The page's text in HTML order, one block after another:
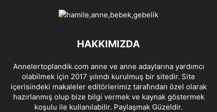
HAKKIMIZDA
Annelertoplandik.com anne ve anne adaylarına yardımcı
olabilmek için 2017 yılındı kurulmuş bir sitedir. Site
içerisindeki makaleler editörlerimiz tarafından özel olarak
hazırlanmış olup bize bilgi vermek ve kaynak göstermek
koşulu ile kullanılabilir. Paylaşmak Güzeldir.